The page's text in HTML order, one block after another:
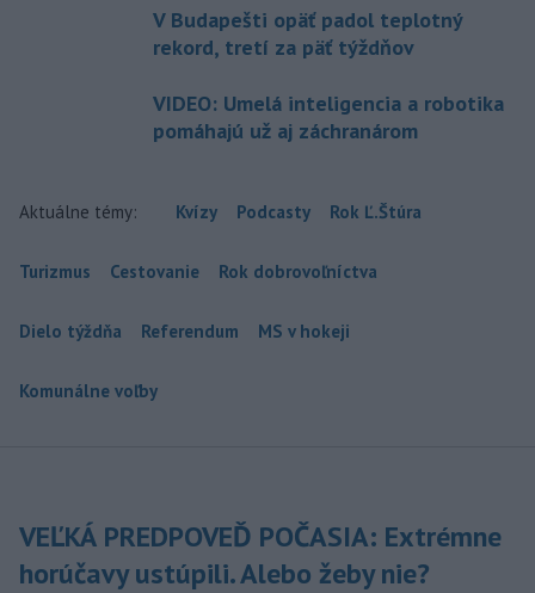
V Budapešti opäť padol teplotný
rekord, tretí za päť týždňov
VIDEO: Umelá inteligencia a robotika
pomáhajú už aj záchranárom
Aktuálne témy: Kvízy Podcasty Rok Ľ.Štúra
Turizmus Cestovanie Rok dobrovoľníctva
Dielo týždňa Referendum MS v hokeji
Komunálne voľby
VEĽKÁ PREDPOVEĎ POČASIA: Extrémne
horúčavy ustúpili. Alebo žeby nie?